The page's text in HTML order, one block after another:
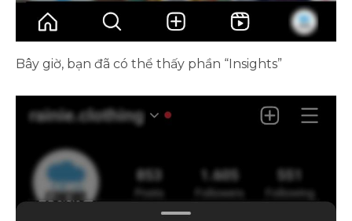
Bây giờ, bạn đã có thể thấy phần “Insights”